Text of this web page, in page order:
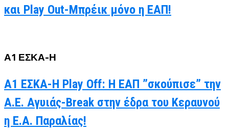
και Play Out-Μπρέικ μόνο η ΕΑΠ!
Α1 ΕΣΚΑ-Η
Α1 ΕΣΚΑ-Η Play Off: Η ΕΑΠ ”σκούπισε” την
Α.Ε. Αγυιάς-Break στην έδρα του Κεραυνού
η Ε.Α. Παραλίας!